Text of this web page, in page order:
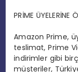
PRİME ÜYELERİNE
Amazon Prime,
teslimat, Prime
indirimler gibi
müşteriler,